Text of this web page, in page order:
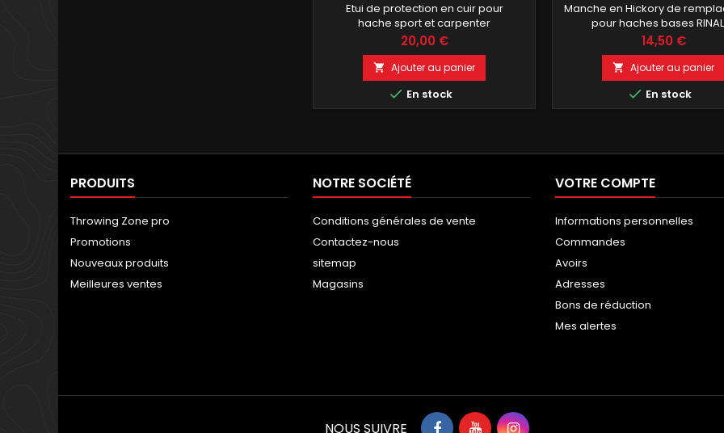
Etui de protection en cuir pour
hache sport et carpenter
Prix
20,00 €
 Ajouter au panier
 En stock
Manche en Hickory de
pour haches bases
Prix
14,50 €
 Ajouter au panier
 En stock
PRODUITS
Throwing Zone pro
Promotions
Nouveaux produits
Meilleures ventes
NOTRE SOCIÉTÉ
Conditions générales de vente
Contactez-nous
sitemap
Magasins
VOTRE COMPTE
Informations personnelles
Commandes
Avoirs
Adresses
Bons de réduction
Mes alertes
NOUS SUIVRE